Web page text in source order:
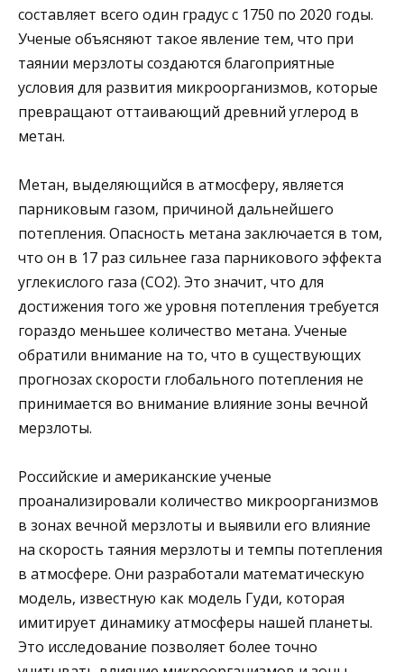
составляет всего один градус с 1750 по 2020 годы.
Ученые объясняют такое явление тем, что при
таянии мерзлоты создаются благоприятные
условия для развития микроорганизмов, которые
превращают оттаивающий древний углерод в
метан.
Метан, выделяющийся в атмосферу, является
парниковым газом, причиной дальнейшего
потепления. Опасность метана заключается в том,
что он в 17 раз сильнее газа парникового эффекта
углекислого газа (CO2). Это значит, что для
достижения того же уровня потепления требуется
гораздо меньшее количество метана. Ученые
обратили внимание на то, что в существующих
прогнозах скорости глобального потепления не
принимается во внимание влияние зоны вечной
мерзлоты.
Российские и американские ученые
проанализировали количество микроорганизмов
в зонах вечной мерзлоты и выявили его влияние
на скорость таяния мерзлоты и темпы потепления
в атмосфере. Они разработали математическую
модель, известную как модель Гуди, которая
имитирует динамику атмосферы нашей планеты.
Это исследование позволяет более точно